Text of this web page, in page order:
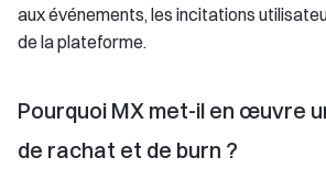
aux événements, les incitations
de la plateforme.
Pourquoi MX met-il en œuvre
de rachat et de burn ?